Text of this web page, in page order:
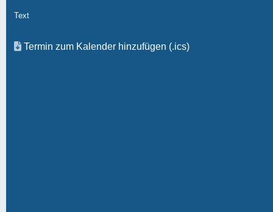
Text
Termin zum Kalender hinzufügen (.ics)